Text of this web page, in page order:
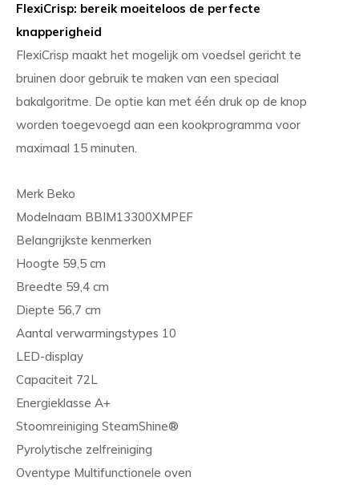
FlexiCrisp: bereik moeiteloos de perfecte
knapperigheid
FlexiCrisp maakt het mogelijk om voedsel gericht te
bruinen door gebruik te maken van een speciaal
bakalgoritme. De optie kan met één druk op de knop
worden toegevoegd aan een kookprogramma voor
maximaal 15 minuten.
Merk Beko
Modelnaam BBIM13300XMPEF
Belangrijkste kenmerken
Hoogte 59,5 cm
Breedte 59,4 cm
Diepte 56,7 cm
Aantal verwarmingstypes 10
LED-display
Capaciteit 72L
Energieklasse A+
Stoomreiniging SteamShine®
Pyrolytische zelfreiniging
Oventype Multifunctionele oven